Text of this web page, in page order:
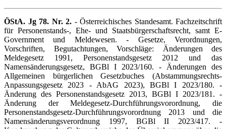
ÖStA. Jg 78. Nr. 2. - Österreichisches Standesamt. Fachzeitschrift
für Personenstands-, Ehe- und Staatsbürgerschaftsrecht, samt E-
Government und Meldewesen. - Gesetze, Verordnungen,
Vorschriften, Begutachtungen, Vorschläge: Änderungen des
Meldegesetz 1991, Personenstandsgesetz 2012 und das
Namensänderungsgesetz, BGBl I 2023/160. - Änderungen des
Allgemeinen bürgerlichen Gesetzbuches (Abstammungsrechts-
Anpassungsgesetz 2023 - AbAG 2023), BGBl I 2023/180. -
Änderung des Personenstandsgesetz 2013, BGBl I 2023/181. -
Änderung der Meldegesetz-Durchführungsvorordnung, die
Personenstandsgesetz-Durchführungsvorordnung 2013 und die
Namensänderungsverordnung 1997, BGBl II 2023/417. -